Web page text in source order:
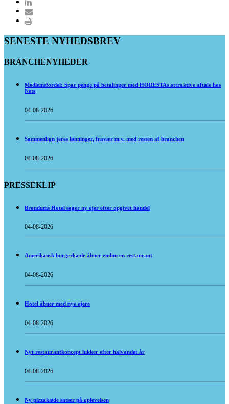
SENESTE NYHEDSBREV
BRANCHENYHEDER
Medlemsfordel: Spar penge på betalinger med HORESTAs attraktive aftale hos
Nets
04-08-2026
Sammenlign jeres lønninger, fravær m.v. med resten af branchen
04-08-2026
PRESSEKLIP
Brøndums Hotel søger ny ejer efter opgivet handel
04-08-2026
Amerikansk burgerkæde åbner endnu en restaurant
04-08-2026
Hotel åbner med nye ejere
04-08-2026
Nyt restaurantkoncept lukker efter halvandet år
04-08-2026
Ny pizzakæde satser på oplevelsen